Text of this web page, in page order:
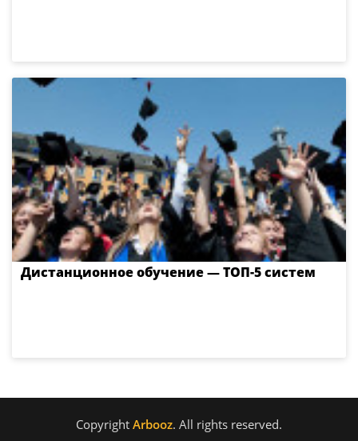
Дистанционное обучение — ТОП-5 систем
Copyright Arbooz. All rights reserved.